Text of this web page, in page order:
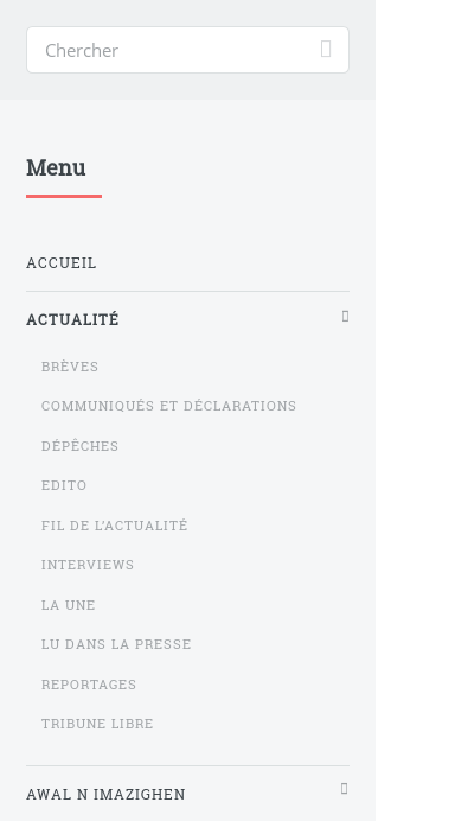
Menu
ACCUEIL
ACTUALITÉ
BRÈVES
COMMUNIQUÉS ET DÉCLARATIONS
DÉPÊCHES
EDITO
FIL DE L’ACTUALITÉ
INTERVIEWS
LA UNE
LU DANS LA PRESSE
REPORTAGES
TRIBUNE LIBRE
AWAL N IMAZIGHEN